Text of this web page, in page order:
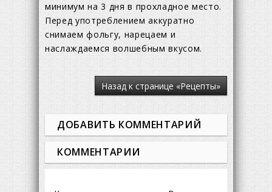
минимум на 3 дня в прохладное место.
Перед употреблением аккуратно
снимаем фольгу, нарецаем и
наслаждаемся волшебным вкусом.
Назад к странице «Рецепты»
ДОБАВИТЬ КОММЕНТАРИЙ
КОММЕНТАРИИ